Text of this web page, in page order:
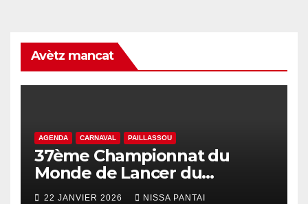
Avètz mancat
AGENDA CARNAVAL PAILLASSOU
37ème Championnat du
Monde de Lancer du
Palhasso
22 JANVIER 2026 NISSA PANTAI